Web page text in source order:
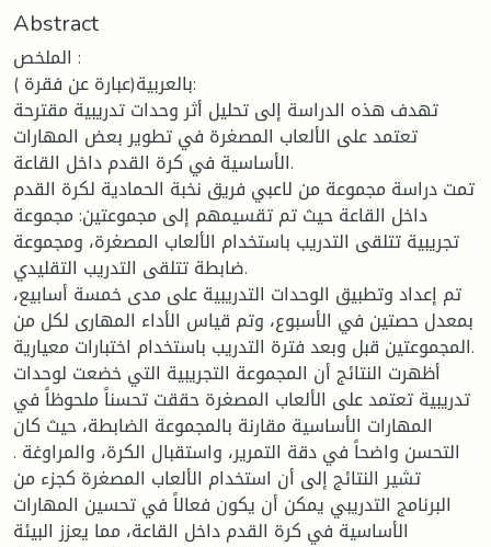
Abstract
الملخص :
بالعربية(عبارة عن فقرة ):
تهدف هذه الدراسة إلى تحليل أثر وحدات تدريبية مقترحة
تعتمد على الألعاب المصغرة في تطوير بعض المهارات
الأساسية في كرة القدم داخل القاعة.
تمت دراسة مجموعة من لاعبي فريق نخبة الحمادية لكرة القدم
داخل القاعة حيث تم تقسيمهم إلى مجموعتين: مجموعة
تجريبية تتلقى التدريب باستخدام الألعاب المصغرة، ومجموعة
ضابطة تتلقى التدريب التقليدي.
تم إعداد وتطبيق الوحدات التدريبية على مدى خمسة أسابيع،
بمعدل حصتين في الأسبوع، وتم قياس الأداء المهارى لكل من
المجموعتين قبل وبعد فترة التدريب باستخدام اختبارات معيارية.
أظهرت النتائج أن المجموعة التجريبية التي خضعت لوحدات
تدريبية تعتمد على الألعاب المصغرة حققت تحسناً ملحوظاً في
المهارات الأساسية مقارنة بالمجموعة الضابطة، حيث كان
التحسن واضحاً في دقة التمرير، واستقبال الكرة، والمراوغة .
تشير النتائج إلى أن استخدام الألعاب المصغرة كجزء من
البرنامج التدريبي يمكن أن يكون فعالاً في تحسين المهارات
الأساسية في كرة القدم داخل القاعة، مما يعزز البيئة